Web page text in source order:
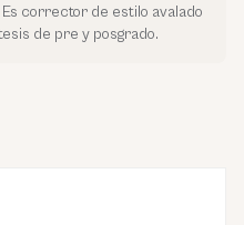
corrector de estilo avalado
de pre y posgrado.